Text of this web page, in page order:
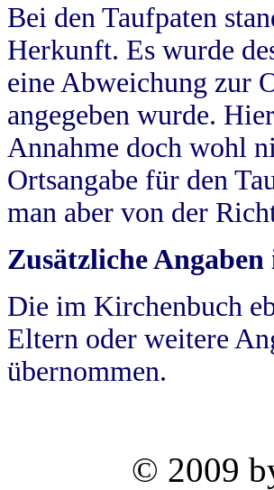
Bei den Taufpaten
Herkunft. Es wurde
eine Abweichung zur
angegeben wurde.
Annahme doch wohl
Ortsangabe für den
man aber von der
Zusätzliche
Die im Kirchenbuch
Eltern oder weitere
übernommen.
© 2009